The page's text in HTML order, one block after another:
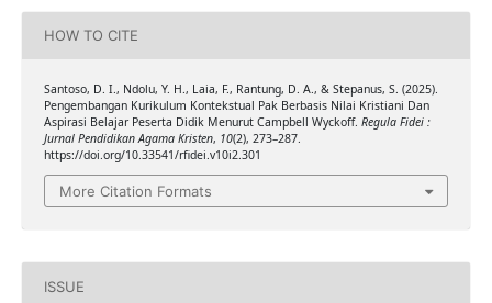
HOW TO CITE
Santoso, D. I., Ndolu, Y. H., Laia, F., Rantung, D. A., & Stepanus, S. (2025).
Pengembangan Kurikulum Kontekstual Pak Berbasis Nilai Kristiani Dan
Aspirasi Belajar Peserta Didik Menurut Campbell Wyckoff. Regula Fidei :
Jurnal Pendidikan Agama Kristen, 10(2), 273–287.
https://doi.org/10.33541/rfidei.v10i2.301
More Citation Formats
ISSUE